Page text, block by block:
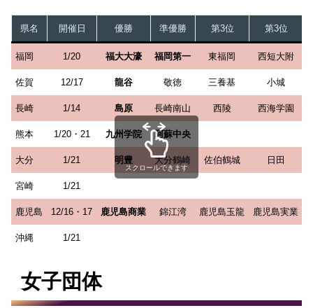
県名 開催日 優勝 準優勝 第3位 第3位
福岡 1/20 福大大濠 福岡第一 東福岡 西短大附
佐賀 12/17 龍谷 敬徳 三養基 小城
長崎 1/14 島原 長崎南山 西陵 西海学園
熊本 1/20・21 九州学院 阿蘇中央
大分 1/21 明豊 大分鶴崎 佐伯鶴城 日田
宮崎 1/21
鹿児島 12/16・17 鹿児島商業 錦江湾 鹿児島玉龍 鹿児島実業
沖縄 1/21
スクロールできます
女子団体